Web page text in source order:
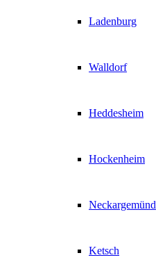
Ladenburg
Walldorf
Heddesheim
Hockenheim
Neckargemünd
Ketsch